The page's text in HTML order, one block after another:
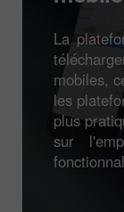
La
mobiles,
les
plus
sur